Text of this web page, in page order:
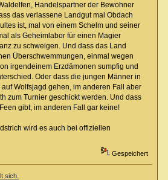
Handelspartner der Bewohner
das verlassene Landgut mal Obdach
ist, mal von einem Schelm und seiner
als Geheimlabor für einen Magier
zu schweigen. Und dass das Land
Überschwemmungen, einmal wegen
irgendeinem Erzdämonen sumpfig und
Oder dass die jungen Männer in
Wolfsjagd gehen, im anderen Fall aber
zum Turnier geschickt werden. Und dass
gibt, im anderen Fall gar keine!
wird es auch bei offiziellen
Gespeichert
sich.